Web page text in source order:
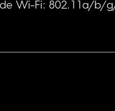
de Wi-Fi: 802.11a/b/